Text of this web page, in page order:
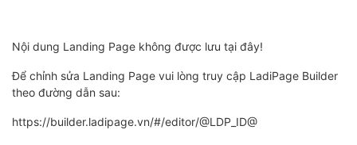
Nội dung Landing Page không được lưu tại đây!
Để chỉnh sửa Landing Page vui lòng truy cập LadiPage Builder
theo đường dẫn sau:
https://builder.ladipage.vn/#/editor/@LDP_ID@